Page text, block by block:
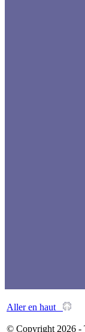
Aller en haut
© Copyright 2026 -